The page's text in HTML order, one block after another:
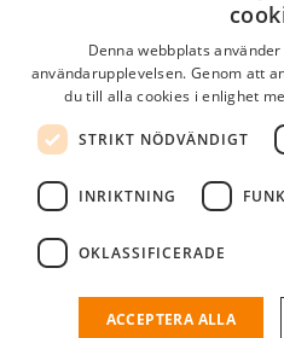
Lösenord
kom ihåg mig
logga in
Kostnadsfri företagsprofil
och söka efter passande
Denna webbplats
användarupplevelsen. Genom att
du till alla cookies i enlighet
STRIKT NÖDVÄNDIGT
INRIKTNING
OKLASSIFICERADE
ACCEPTERA ALLA